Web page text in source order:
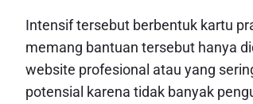
Intensif tersebut berbentuk kartu
memang bantuan tersebut hanya
website profesional atau yang
potensial karena tidak banyak